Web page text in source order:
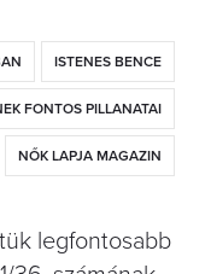
ISTENES BENCE
FONTOS PILLANATAI
NŐK LAPJA MAGAZIN
legfontosabb